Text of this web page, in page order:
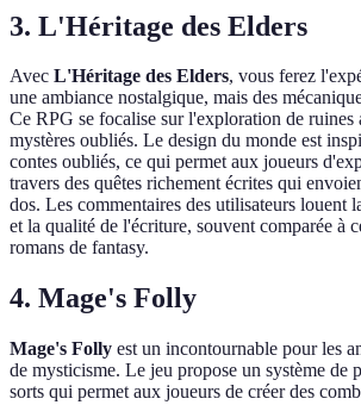
3. L'Héritage des Elders
Avec L'Héritage des Elders, vous ferez
une ambiance nostalgique, mais des
Ce RPG se focalise sur l'exploration de ruines
mystères oubliés. Le design du monde est
contes oubliés, ce qui permet aux joueurs
travers des quêtes richement écrites qui
dos. Les commentaires des utilisateurs louent
et la qualité de l'écriture, souvent comparée à
romans de fantasy.
4. Mage's Folly
Mage's Folly est un incontournable pour les
de mysticisme. Le jeu propose un système de
sorts qui permet aux joueurs de créer des